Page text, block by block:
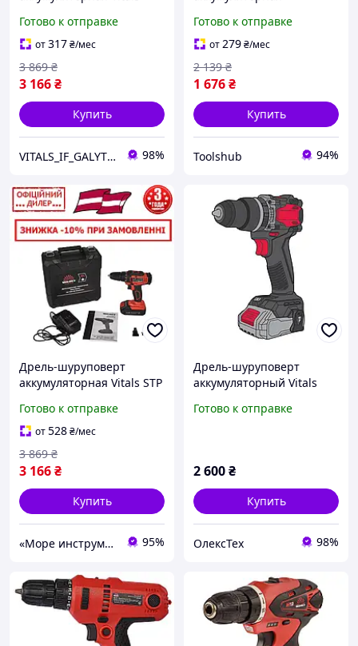
SmartLine+
Готово к отправке
от317₴/мес
3 166₴
3 869 ₴
Купить
VITALS_IF_GALYTSKA 98%
Professional AU 1840 BSQC
SmartLine+ (Без АКБ и З40
Нм)
Готово к отправке
от279₴/мес
1 676₴
2 139 ₴
Купить
Toolshub 94%
Дрель-шуруповерт
аккумуляторная Vitals STP
SmartLine+ (18В, 2 Ач, 25
Нм) для дачи, для дома
Готово к отправке
от528₴/мес
3 166₴
3 869 ₴
Купить
«Море инструментов» 95%
Дрель-шуруповерт
аккумуляторный Vitals
SmartLine+ (Без АКБ и ЗУ)
Готово к отправке
2 600₴
Купить
ОлексТех 98%